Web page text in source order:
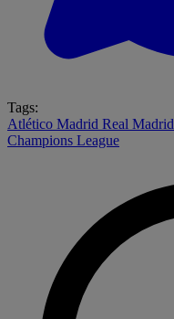
Tags:
Atlético Madrid Real Madrid
Champions League